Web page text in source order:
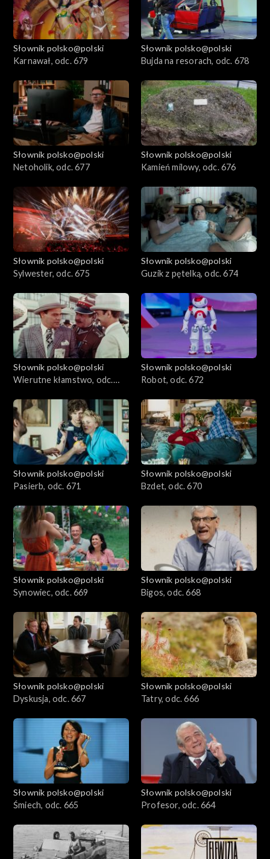
Słownik polsko@polski
Karnawał, odc. 679
Słownik polsko@polski
Bujda na resorach, odc. 678
Słownik polsko@polski
Netoholik, odc. 677
Słownik polsko@polski
Kamień milowy, odc. 676
Słownik polsko@polski
Sylwester, odc. 675
Słownik polsko@polski
Guzik z pętelką, odc. 674
Słownik polsko@polski
Wierutne kłamstwo, odc.
Słownik polsko@polski
Robot, odc. 672
Słownik polsko@polski
Pasierb, odc. 671
Słownik polsko@polski
Bzdet, odc. 670
Słownik polsko@polski
Synowiec, odc. 669
Słownik polsko@polski
Bigos, odc. 668
Słownik polsko@polski
Dyskusja, odc. 667
Słownik polsko@polski
Tatry, odc. 666
Słownik polsko@polski
Śmiech, odc. 665
Słownik polsko@polski
Profesor, odc. 664